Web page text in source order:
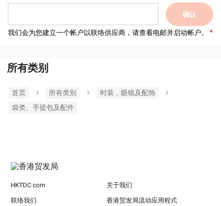
确认
我们会为您建立一个帐户以联络供应商，请查看电邮并启动帐户。
所有类别
首页 所有类別
时装，眼镜及配饰
袋类、手提包及配件
HKTDC.com 关于我们
联络我们 香港贸发局流动应用程式